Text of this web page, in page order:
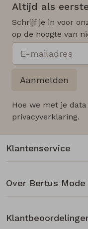
Altijd als
Schrijf je in voor
op de hoogte van
Aanmelden
Hoe we met je
privacyverklaring.
Klantenservice
Over Bertus Mode